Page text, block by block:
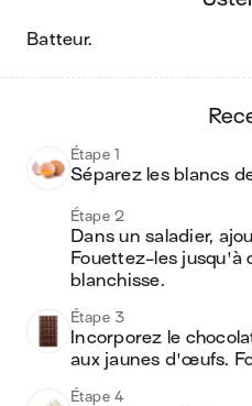
batteur.
Étape 1
Séparez les blancs
Étape 2
Dans un saladier,
Fouettez-les jusqu'à
blanchisse.
Étape 3
Incorporez le
aux jaunes d'œufs.
Étape 4